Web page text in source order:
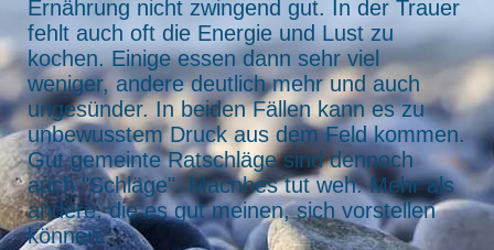
Ernährung nicht zwingend gut. In der Trauer
fehlt auch oft die Energie und Lust zu
kochen. Einige essen dann sehr viel
weniger, andere deutlich mehr und auch
ungesünder. In beiden Fällen kann es zu
unbewusstem Druck aus dem Feld kommen.
Gut gemeinte Ratschläge sind dennoch
auch "Schläge". Macnhes tut weh. Mehr als
andere, die es gut meinen, sich vorstellen
können.